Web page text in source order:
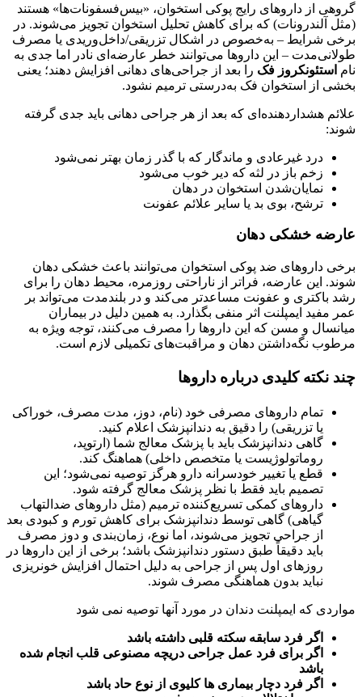
گروهی از داروهای رایج پوکی استخوان، «بیس‌فسفونات‌ها» هستند
(مثل آلندرونات) که برای کاهش تحلیل استخوان تجویز می‌شوند. در
برخی شرایط – به‌خصوص در اشکال تزریقی/داخل‌وریدی یا مصرف
طولانی‌مدت – این داروها می‌توانند خطر عارضه‌ای نادر اما جدی به
نام استئونکروز فک را بعد از جراحی‌های دهانی افزایش دهند؛ یعنی
بخشی از استخوان فک به‌درستی ترمیم نشود.
علائم هشداردهنده‌ای که بعد از هر جراحی دهانی باید جدی گرفته
شوند:
درد غیرعادی و ماندگار که با گذر زمان بهتر نمی‌شود
زخم باز در لثه که دیر خوب می‌شود
نمایان‌شدن استخوان در دهان
ترشح، بوی بد یا سایر علائم عفونت
عارضه خشکی دهان
برخی داروهای ضد پوکی استخوان می‌توانند باعث خشکی دهان
شوند. این عارضه، فراتر از ناراحتی روزمره، محیط دهان را برای
رشد باکتری و عفونت مساعدتر می‌کند و در بلندمدت می‌تواند بر
عمر مفید ایمپلنت اثر منفی بگذارد. به همین دلیل در بیماران
میانسال و مسن که این داروها را مصرف می‌کنند، توجه ویژه به
مرطوب نگه‌داشتن دهان و مراقبت‌های تکمیلی لازم است.
چند نکته کلیدی درباره داروها
تمام داروهای مصرفی خود (نام، دوز، مدت مصرف، خوراکی
یا تزریقی) را دقیق به دندانپزشک اعلام کنید.
گاهی دندانپزشک باید با پزشک معالج شما (ارتوپد،
روماتولوژیست یا متخصص داخلی) هماهنگ کند.
قطع یا تغییر خودسرانه دارو هرگز توصیه نمی‌شود؛ این
تصمیم باید فقط با نظر پزشک معالج گرفته شود.
داروهای کمکی تسریع‌کننده ترمیم (مثل داروهای ضدالتهاب
گیاهی) گاهی توسط دندانپزشک برای کاهش تورم و کبودی بعد
از جراحی تجویز می‌شوند، اما نوع، زمان‌بندی و دوز مصرف
باید دقیقاً طبق دستور دندانپزشک باشد؛ برخی از این داروها در
روزهای اول پس از جراحی به دلیل احتمال افزایش خونریزی
نباید بدون هماهنگی مصرف شوند.
مواردی که ایمپلنت دندان در مورد آنها توصیه نمی شود
اگر فرد سابقه سکته قلبی داشته باشد
اگر برای فرد عمل جراحی دریچه مصنوعی قلب انجام شده
باشد
اگر فرد دچار بیماری ها کلیوی از نوع حاد باشد